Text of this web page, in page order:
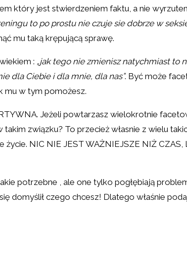
który jest stwierdzeniem faktu, a nie
to po prostu nie czuje sie dobrze w
mu taką krępującą sprawę.
: „jak tego nie zmienisz natychmiast to
dla Ciebie i dla mnie, dla nas”. Być może
mu w tym pomożesz.
Jeżeli powtarzasz wielokrotnie
związku? To przecież własnie z wielu
życie. NIC NIE JEST WAŻNIEJSZE NIŻ CZAS,
potrzebne , ale one tylko pogłębiają
domyślił czego chcesz! Dlatego właśnie